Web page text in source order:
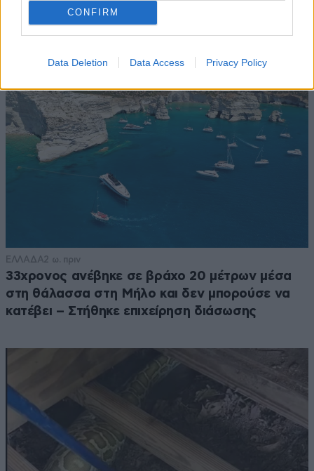
CONFIRM
Data Deletion Data Access Privacy Policy
ΕΛΛΑΔΑ2 ω. πριν
33χρονος ανέβηκε σε βράχο 20 μέτρων μέσα
στη θάλασσα στη Μήλο και δεν μπορούσε να
κατέβει – Στήθηκε επιχείρηση διάσωσης